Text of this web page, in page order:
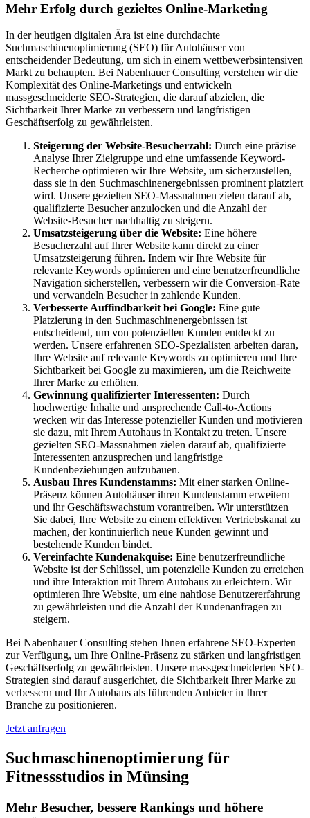
Mehr Erfolg durch gezieltes Online-Marketing
In der heutigen digitalen Ära ist eine durchdachte
Suchmaschinenoptimierung (SEO) für Autohäuser von
entscheidender Bedeutung, um sich in einem wettbewerbsintensiven
Markt zu behaupten. Bei Nabenhauer Consulting verstehen wir die
Komplexität des Online-Marketings und entwickeln
massgeschneiderte SEO-Strategien, die darauf abzielen, die
Sichtbarkeit Ihrer Marke zu verbessern und langfristigen
Geschäftserfolg zu gewährleisten.
Steigerung der Website-Besucherzahl: Durch eine präzise
Analyse Ihrer Zielgruppe und eine umfassende Keyword-
Recherche optimieren wir Ihre Website, um sicherzustellen,
dass sie in den Suchmaschinenergebnissen prominent platziert
wird. Unsere gezielten SEO-Massnahmen zielen darauf ab,
qualifizierte Besucher anzulocken und die Anzahl der
Website-Besucher nachhaltig zu steigern.
Umsatzsteigerung über die Website: Eine höhere
Besucherzahl auf Ihrer Website kann direkt zu einer
Umsatzsteigerung führen. Indem wir Ihre Website für
relevante Keywords optimieren und eine benutzerfreundliche
Navigation sicherstellen, verbessern wir die Conversion-Rate
und verwandeln Besucher in zahlende Kunden.
Verbesserte Auffindbarkeit bei Google: Eine gute
Platzierung in den Suchmaschinenergebnissen ist
entscheidend, um von potenziellen Kunden entdeckt zu
werden. Unsere erfahrenen SEO-Spezialisten arbeiten daran,
Ihre Website auf relevante Keywords zu optimieren und Ihre
Sichtbarkeit bei Google zu maximieren, um die Reichweite
Ihrer Marke zu erhöhen.
Gewinnung qualifizierter Interessenten: Durch
hochwertige Inhalte und ansprechende Call-to-Actions
wecken wir das Interesse potenzieller Kunden und motivieren
sie dazu, mit Ihrem Autohaus in Kontakt zu treten. Unsere
gezielten SEO-Massnahmen zielen darauf ab, qualifizierte
Interessenten anzusprechen und langfristige
Kundenbeziehungen aufzubauen.
Ausbau Ihres Kundenstamms: Mit einer starken Online-
Präsenz können Autohäuser ihren Kundenstamm erweitern
und ihr Geschäftswachstum vorantreiben. Wir unterstützen
Sie dabei, Ihre Website zu einem effektiven Vertriebskanal zu
machen, der kontinuierlich neue Kunden gewinnt und
bestehende Kunden bindet.
Vereinfachte Kundenakquise: Eine benutzerfreundliche
Website ist der Schlüssel, um potenzielle Kunden zu erreichen
und ihre Interaktion mit Ihrem Autohaus zu erleichtern. Wir
optimieren Ihre Website, um eine nahtlose Benutzererfahrung
zu gewährleisten und die Anzahl der Kundenanfragen zu
steigern.
Bei Nabenhauer Consulting stehen Ihnen erfahrene SEO-Experten
zur Verfügung, um Ihre Online-Präsenz zu stärken und langfristigen
Geschäftserfolg zu gewährleisten. Unsere massgeschneiderten SEO-
Strategien sind darauf ausgerichtet, die Sichtbarkeit Ihrer Marke zu
verbessern und Ihr Autohaus als führenden Anbieter in Ihrer
Branche zu positionieren.
Jetzt anfragen
Suchmaschinenoptimierung für
Fitnessstudios in Münsing
Mehr Besucher, bessere Rankings und höhere